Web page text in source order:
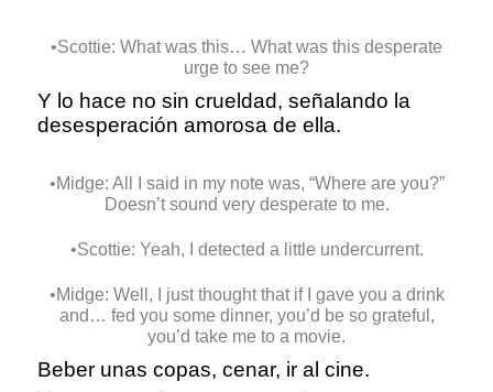
•Scottie: What was this… What was this desperate
urge to see me?
Y lo hace no sin crueldad, señalando la
desesperación amorosa de ella.
•Midge: All I said in my note was, “Where are you?”
Doesn’t sound very desperate to me.
•Scottie: Yeah, I detected a little undercurrent.
•Midge: Well, I just thought that if I gave you a drink
and… fed you some dinner, you’d be so grateful,
you’d take me to a movie.
Beber unas copas, cenar, ir al cine.